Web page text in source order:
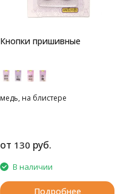
Кнопки пришивные
медь, на блистере
от 130 руб.
В наличии
Подробнее